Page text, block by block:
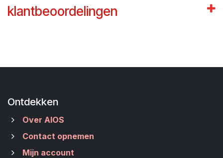
klantbeoordelingen
Ontdekken
Over AIOS
Contact opnemen
Mijn account